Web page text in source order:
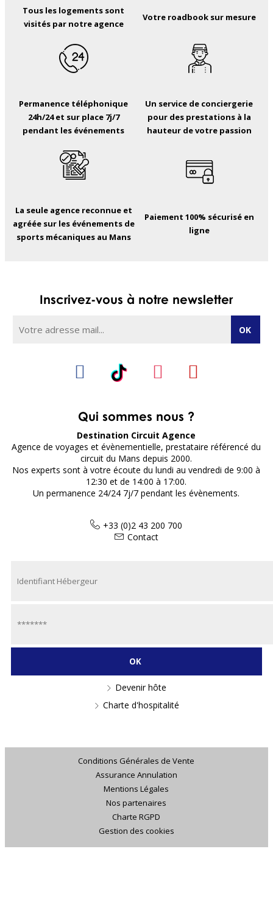
Tous les logements sont
visités par notre agence
Votre roadbook sur mesure
Permanence téléphonique
24h/24 et sur place 7j/7
pendant les événements
Un service de conciergerie
pour des prestations à la
hauteur de votre passion
La seule agence reconnue et
agréée sur les événements de
sports mécaniques au Mans
Paiement 100% sécurisé en
ligne
Qui sommes nous ?
Destination Circuit Agence
Agence de voyages et évènementielle, prestataire référencé du
circuit du Mans depuis 2000.
Nos experts sont à votre écoute du lundi au vendredi de 9:00 à
12:30 et de 14:00 à 17:00.
Un permanence 24/24 7j/7 pendant les évènements.
+33 (0)2 43 200 700
Contact
Inscrivez-vous à notre newsletter
Devenir hôte
Charte d'hospitalité
Conditions Générales de Vente
Assurance Annulation
Mentions Légales
Nos partenaires
Charte RGPD
Gestion des cookies